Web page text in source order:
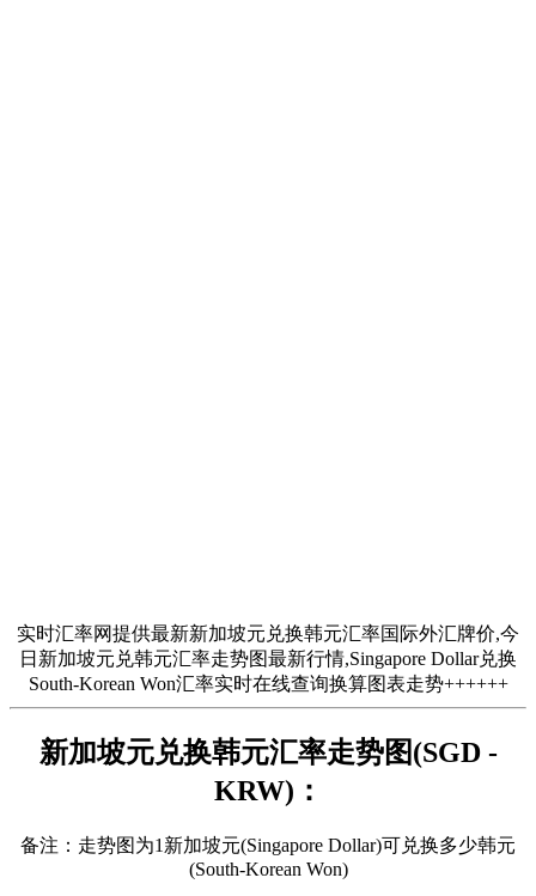
实时汇率网提供最新新加坡元兑换韩元汇率国际外汇牌价,今
日新加坡元兑韩元汇率走势图最新行情,Singapore Dollar兑换
South-Korean Won汇率实时在线查询换算图表走势++++++
新加坡元兑换韩元汇率走势图(SGD -
KRW)：
备注：走势图为1新加坡元(Singapore Dollar)可兑换多少韩元
(South-Korean Won)